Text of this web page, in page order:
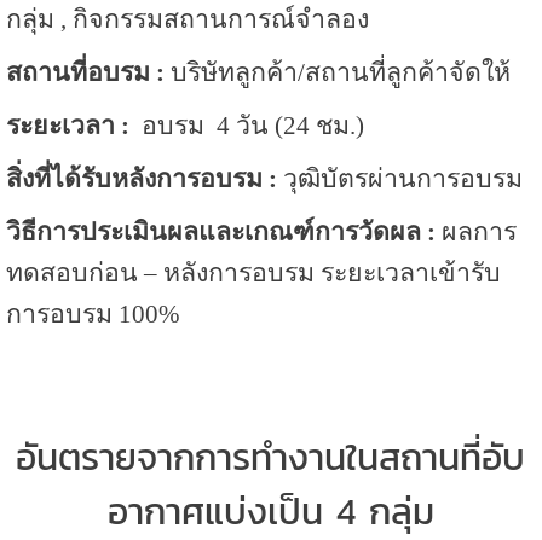
กลุ่ม , กิจกรรมสถานการณ์จำลอง
สถานที่อบรม : บริษัทลูกค้า/สถานที่ลูกค้าจัดให้
ระยะเวลา : อบรม 4 วัน (24 ชม.)
สิ่งที่ได้รับหลังการอบรม : วุฒิบัตรผ่านการอบรม
วิธีการประเมินผลและเกณฑ์การวัดผล : ผลการ
ทดสอบก่อน – หลังการอบรม ระยะเวลาเข้ารับ
การอบรม 100%
อันตรายจากการทำงานในสถานที่อับ
อากาศแบ่งเป็น 4 กลุ่ม